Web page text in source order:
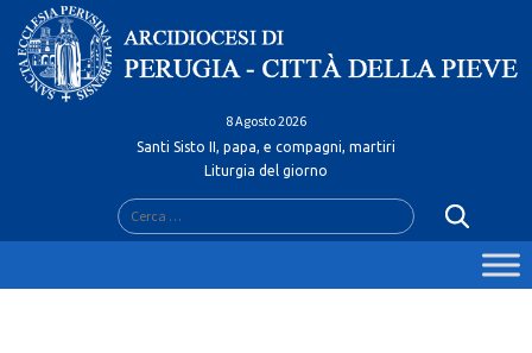
Skip
content
8 Agosto 2026
Santi Sisto II, papa, e compagni, martiri
Liturgia del giorno
Ricerca
per: